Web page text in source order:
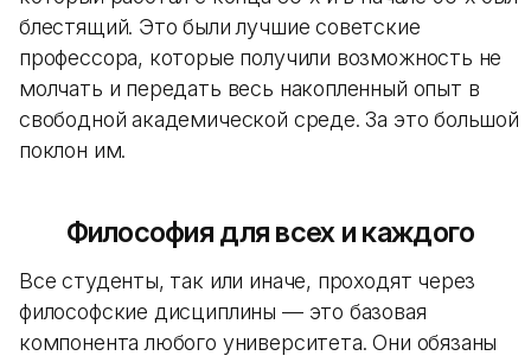
блестящий. Это были лучшие советские
профессора, которые получили возможность не
молчать и передать весь накопленный опыт в
свободной академической среде. За это большой
поклон им.
Философия для всех и каждого
Все студенты, так или иначе, проходят через
философские дисциплины — это базовая
компонента любого университета. Они обязаны